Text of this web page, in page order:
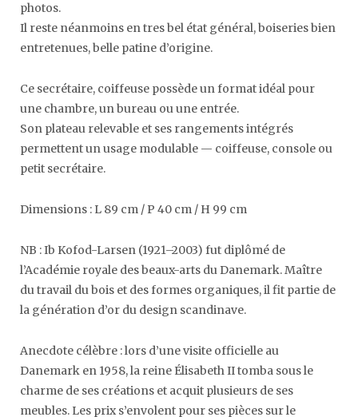
photos.
Il reste néanmoins en tres bel état général, boiseries bien
entretenues, belle patine d’origine.
Ce secrétaire, coiffeuse possède un format idéal pour
une chambre, un bureau ou une entrée.
Son plateau relevable et ses rangements intégrés
permettent un usage modulable — coiffeuse, console ou
petit secrétaire.
Dimensions : L 89 cm / P 40 cm / H 99 cm
NB : Ib Kofod-Larsen (1921–2003) fut diplômé de
l’Académie royale des beaux-arts du Danemark. Maître
du travail du bois et des formes organiques, il fit partie de
la génération d’or du design scandinave.
Anecdote célèbre : lors d’une visite officielle au
Danemark en 1958, la reine Élisabeth II tomba sous le
charme de ses créations et acquit plusieurs de ses
meubles. Les prix s’envolent pour ses pièces sur le